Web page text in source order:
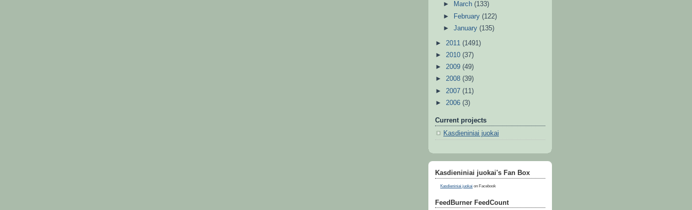
►
March(133)
►
February(122)
►January(135)
► 2011 (1491)
► 2010 (37)
► 2009 (49)
► 2008 (39)
► 2007 (11)
► 2006 (3)
Current projects
Kasdieniniai juokai
Kasdieniniai juokai's Fan Box
Kasdieniniai juokai on Facebook
FeedBurner FeedCount